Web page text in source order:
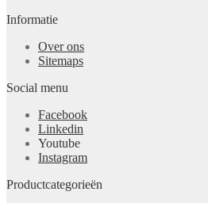
Informatie
Over ons
Sitemaps
Social menu
Facebook
Linkedin
Youtube
Instagram
Productcategorieën